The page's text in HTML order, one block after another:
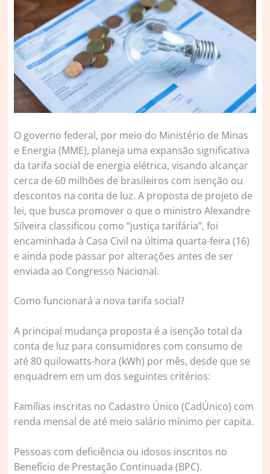
O governo federal, por meio do Ministério de Minas
e Energia (MME), planeja uma expansão significativa
da tarifa social de energia elétrica, visando alcançar
cerca de 60 milhões de brasileiros com isenção ou
descontos na conta de luz. A proposta de projeto de
lei, que busca promover o que o ministro Alexandre
Silveira classificou como “justiça tarifária”, foi
encaminhada à Casa Civil na última quarta-feira (16)
e ainda pode passar por alterações antes de ser
enviada ao Congresso Nacional.
Como funcionará a nova tarifa social?
A principal mudança proposta é a isenção total da
conta de luz para consumidores com consumo de
até 80 quilowatts-hora (kWh) por mês, desde que se
enquadrem em um dos seguintes critérios:
Famílias inscritas no Cadastro Único (CadÚnico) com
renda mensal de até meio salário mínimo per capita.
Pessoas com deficiência ou idosos inscritos no
Benefício de Prestação Continuada (BPC).